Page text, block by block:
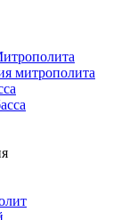
митрополита